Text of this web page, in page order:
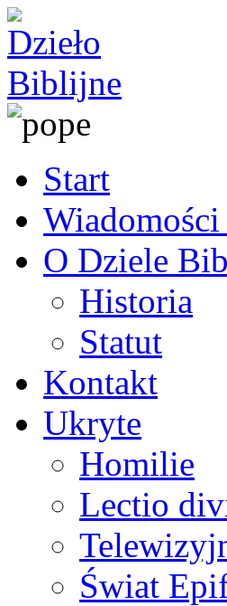
Start
O Dziele
Historia
Statut
Kontakt
Ukryte
Homilie
Lectio
Świat